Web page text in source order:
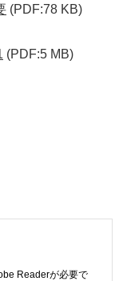
(PDF:78 KB)
(PDF:5 MB)
Readerが必要で